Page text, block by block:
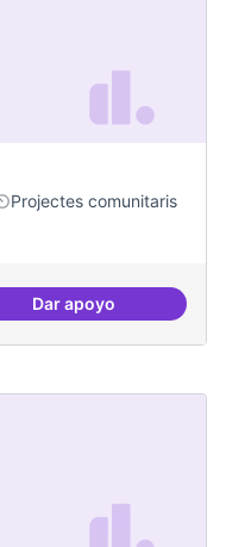
Projectes comunitaris
Dar apoyoProjecte Radars